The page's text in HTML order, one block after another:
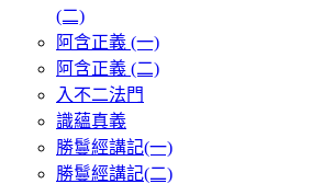
(二)
阿含正義 (一)
阿含正義 (二)
入不二法門
識蘊真義
勝鬘經講記(一)
勝鬘經講記(二)